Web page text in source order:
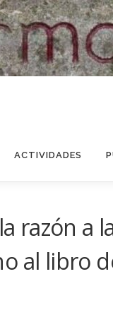
ACTIVIDADES
razón a
al libro